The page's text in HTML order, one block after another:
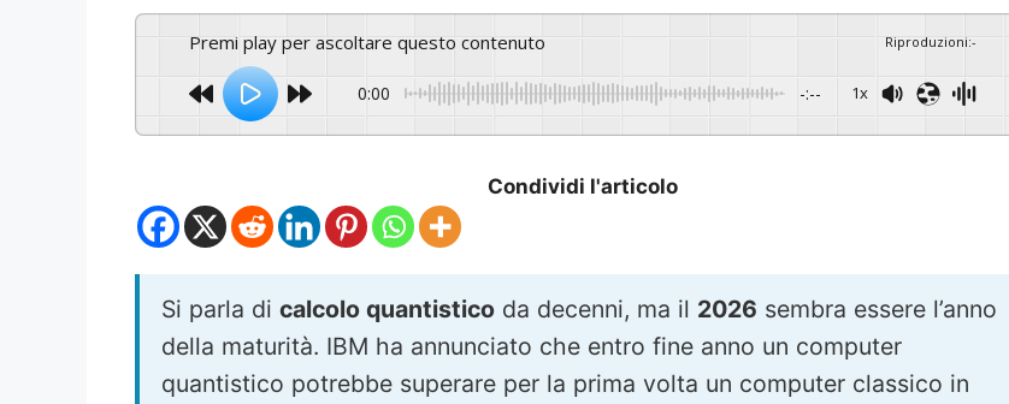
Premi play per ascoltare questo contenuto Riproduzioni:-
0:00 -:-- 1x
Condividi l'articolo
Si parla di calcolo quantistico da decenni, ma il 2026 sembra essere l’anno
della maturità. IBM ha annunciato che entro fine anno un computer
quantistico potrebbe superare per la prima volta un computer classico in